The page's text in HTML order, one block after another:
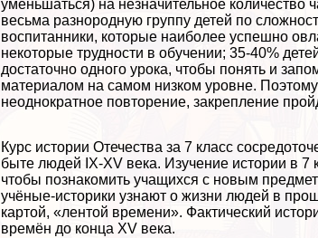
уменьшаться) на незначительное количество
весьма разнородную группу детей по
воспитанники, которые наиболее успешно
некоторые трудности в обучении; 35-40%
достаточно одного урока, чтобы понять и
материалом на самом низком уровне.
неоднократное повторение, закрепление
Курс истории Отечества за 7 класс
быте людей IX-XV века. Изучение истории в 7
чтобы познакомить учащихся с новым
учёные-историки узнают о жизни людей в
картой, «лентой времени». Фактический
времён до конца XV века.